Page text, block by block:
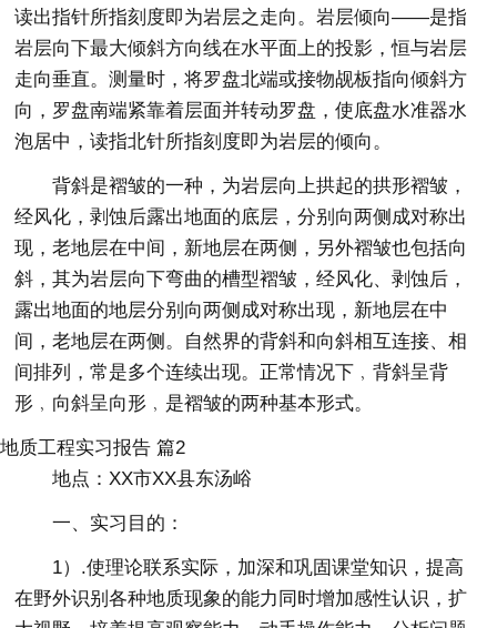
读出指针所指刻度即为岩层之走向。岩层倾向——是指
岩层向下最大倾斜方向线在水平面上的投影，恒与岩层
走向垂直。测量时，将罗盘北端或接物觇板指向倾斜方
向，罗盘南端紧靠着层面并转动罗盘，使底盘水准器水
泡居中，读指北针所指刻度即为岩层的倾向。
背斜是褶皱的一种，为岩层向上拱起的拱形褶皱，
经风化，剥蚀后露出地面的底层，分别向两侧成对称出
现，老地层在中间，新地层在两侧，另外褶皱也包括向
斜，其为岩层向下弯曲的槽型褶皱，经风化、剥蚀后，
露出地面的地层分别向两侧成对称出现，新地层在中
间，老地层在两侧。自然界的背斜和向斜相互连接、相
间排列，常是多个连续出现。正常情况下﹐背斜呈背
形﹐向斜呈向形﹐是褶皱的两种基本形式。
地质工程实习报告 篇2
地点：XX市XX县东汤峪
一、实习目的：
1）.使理论联系实际，加深和巩固课堂知识，提高
在野外识别各种地质现象的能力同时增加感性认识，扩